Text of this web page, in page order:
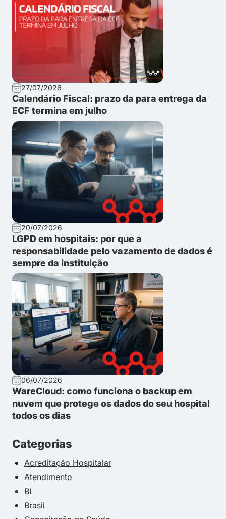
27/07/2026
Calendário Fiscal: prazo da para entrega da
ECF termina em julho
20/07/2026
LGPD em hospitais: por que a
responsabilidade pelo vazamento de dados é
sempre da instituição
06/07/2026
WareCloud: como funciona o backup em
nuvem que protege os dados do seu hospital
todos os dias
Categorias
Acreditação Hospitalar
Atendimento
BI
Brasil